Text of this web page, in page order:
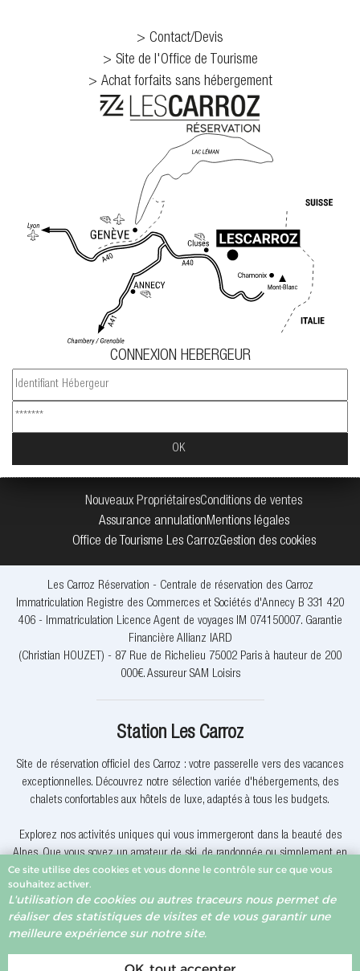
Contact/Devis
Site de l'Office de Tourisme
Achat forfaits sans hébergement
CONNEXION HEBERGEUR
Nouveaux PropriétairesConditions de ventes
Assurance annulationMentions légales
Office de Tourisme Les CarrozGestion des cookies
Les Carroz Réservation - Centrale de réservation des Carroz
Immatriculation Registre des Commerces et Sociétés d'Annecy B 331 420
406 - Immatriculation Licence Agent de voyages IM 074150007. Garantie
Financière Allianz IARD
(Christian HOUZET) - 87 Rue de Richelieu 75002 Paris à hauteur de 200
000€. Assureur SAM Loisirs
Station Les Carroz
Site de réservation officiel des Carroz : votre passerelle vers des vacances
exceptionnelles. Découvrez notre sélection variée d'hébergements, des
chalets confortables aux hôtels de luxe, adaptés à tous les budgets.
Explorez nos activités uniques qui vous immergeront dans la beauté des
Alpes. Que vous soyez un amateur de ski, de randonnée ou simplement en
quête de détente, nous avons quelque chose pour vous.
Pourquoi réserver avec nous? Nous offrons des offres exclusives, une
assistance client dévouée et la garantie du meilleur prix. Votre expérience
Ce site utilise des cookies et vous donne le contrôle sur ce que vous
souhaitez activer.
L'utilisation de cookies ou autres traceurs nous permet de
réaliser des statistiques de visites et de vous garantir une
meilleure expérience sur notre site.